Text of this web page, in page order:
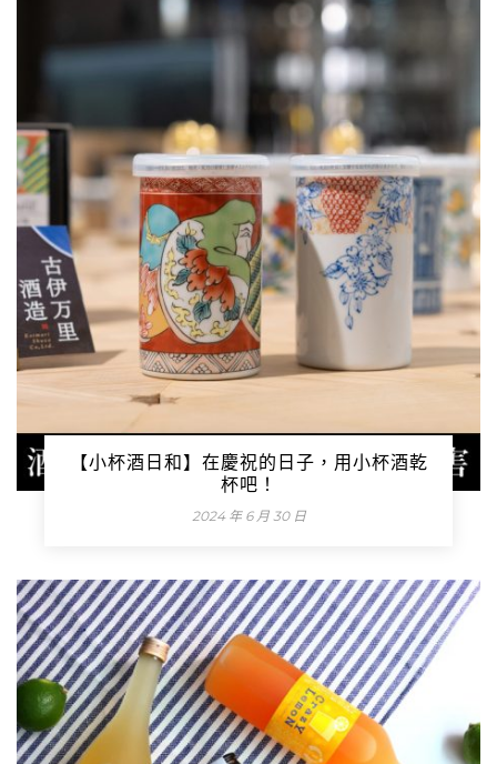
【小杯酒日和】在慶祝的日子，用小杯酒乾
杯吧！
2024 年 6 月 30 日